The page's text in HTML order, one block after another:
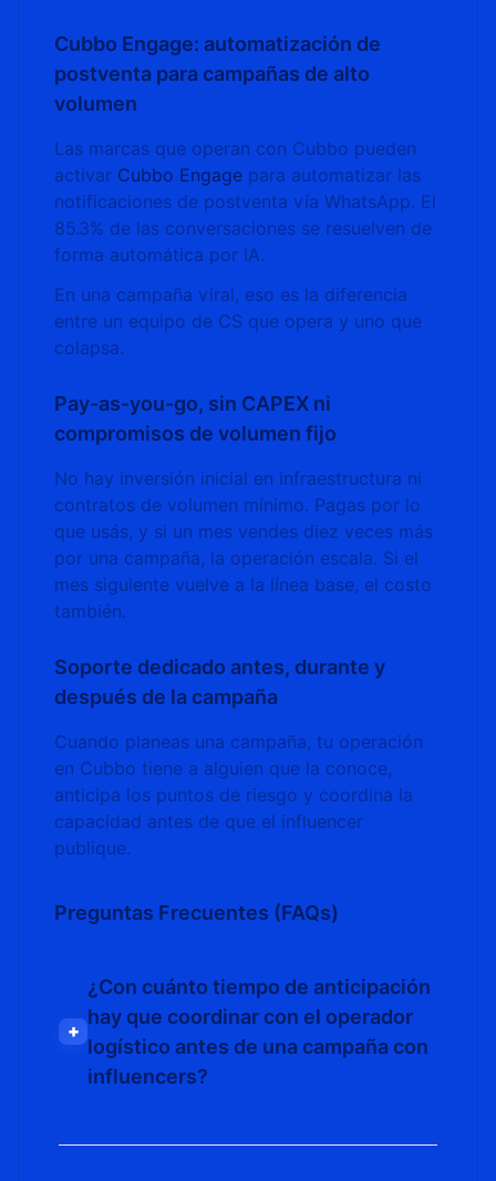
Cubbo Engage: automatización de
postventa para campañas de alto
volumen
Las marcas que operan con Cubbo pueden
activar Cubbo Engage para automatizar las
notificaciones de postventa vía WhatsApp. El
85.3% de las conversaciones se resuelven de
forma automática por IA.
En una campaña viral, eso es la diferencia
entre un equipo de CS que opera y uno que
colapsa.
Pay-as-you-go, sin CAPEX ni
compromisos de volumen fijo
No hay inversión inicial en infraestructura ni
contratos de volumen mínimo. Pagas por lo
que usás, y si un mes vendes diez veces más
por una campaña, la operación escala. Si el
mes siguiente vuelve a la línea base, el costo
también.
Soporte dedicado antes, durante y
después de la campaña
Cuando planeas una campaña, tu operación
en Cubbo tiene a alguien que la conoce,
anticipa los puntos de riesgo y coordina la
capacidad antes de que el influencer
publique.
Preguntas Frecuentes (FAQs)
+
¿Con cuánto tiempo de anticipación
hay que coordinar con el operador
logístico antes de una campaña con
influencers?